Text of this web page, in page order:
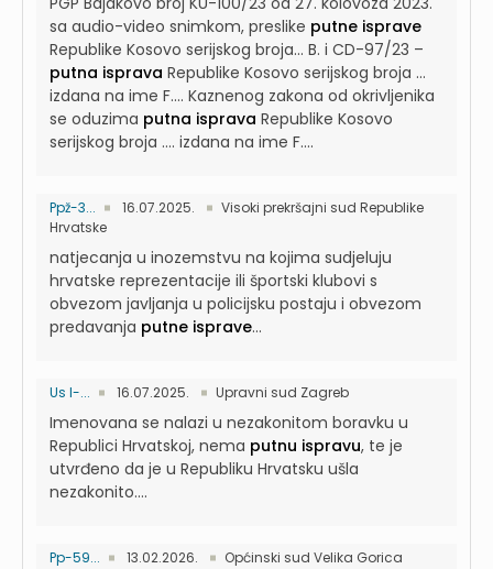
sa audio-video snimkom, preslike putne isprave
Republike Kosovo serijskog broja... B. i CD-97/23 –
putna isprava Republike Kosovo serijskog broja …
izdana na ime F.... Kaznenog zakona od okrivljenika
se oduzima putna isprava Republike Kosovo
serijskog broja …. izdana na ime F....
Ppž-3... 16.07.2025.
Visoki prekršajni sud Republike
Hrvatske
natjecanja u inozemstvu na kojima sudjeluju
hrvatske reprezentacije ili športski klubovi s
obvezom javljanja u policijsku postaju i obvezom
predavanja putne isprave...
Us I-... 16.07.2025. Upravni sud Zagreb
Imenovana se nalazi u nezakonitom boravku u
Republici Hrvatskoj, nema putnu ispravu, te je
utvrđeno da je u Republiku Hrvatsku ušla
nezakonito....
Pp-59... 13.02.2026. Općinski sud Velika Gorica